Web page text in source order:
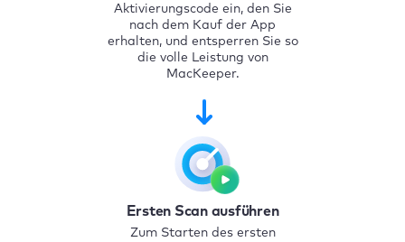
Aktivierungscode ein, den Sie
nach dem Kauf der App
erhalten, und entsperren Sie so
die volle Leistung von
MacKeeper.
Ersten Scan ausführen
Zum Starten des ersten